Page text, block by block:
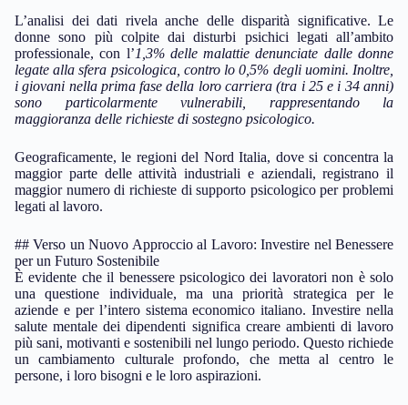
L’analisi dei dati rivela anche delle disparità significative. Le
donne sono più colpite dai disturbi psichici legati all’ambito
professionale, con l’1,3%delle malattie denunciate dalle donne
legate alla sfera psicologica, contro lo0,5% degli uomini. Inoltre,
i giovani nella prima fase della loro carriera (tra i 25e i 34anni)
sono particolarmente vulnerabili, rappresentando la
maggioranza delle richieste di sostegno psicologico.
Geograficamente, le regioni del Nord Italia, dove si concentra la
maggior parte delle attività industriali e aziendali, registrano il
maggior numero di richieste di supporto psicologico per problemi
legati al lavoro.
## Verso un Nuovo Approccio al Lavoro: Investire nel Benessere
per un Futuro Sostenibile
È evidente che il benessere psicologico dei lavoratori non è solo
una questione individuale, ma una priorità strategica per le
aziende e per l’intero sistema economico italiano. Investire nella
salute mentale dei dipendenti significa creare ambienti di lavoro
più sani, motivanti e sostenibili nel lungo periodo. Questo richiede
un cambiamento culturale profondo, che metta al centro le
persone, i loro bisogni e le loro aspirazioni.